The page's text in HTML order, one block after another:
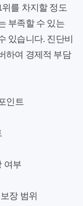
를 차지할 정도
부족할 수 있는
있습니다. 진단비
하여 경제적 부담
인트
여부
장 범위